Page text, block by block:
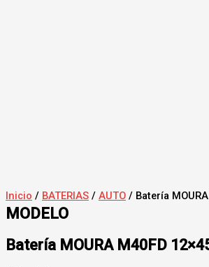
Inicio / BATERIAS / AUTO / Batería
MODELO
Batería MOURA M40FD